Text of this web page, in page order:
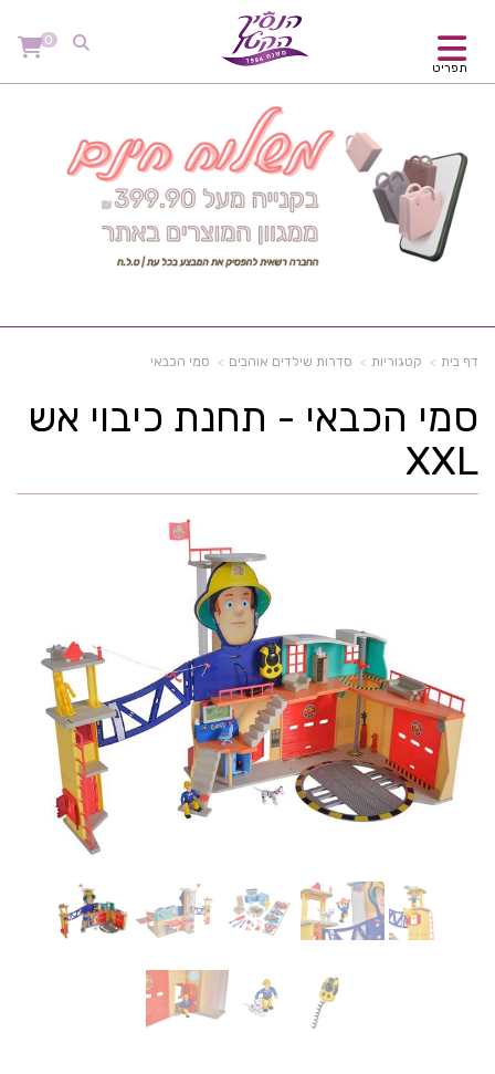
תפריט
0
דף בית קטגוריות סדרות שילדים אוהבים סמי הכבאי
סמי הכבאי - תחנת כיבוי אש
XXL